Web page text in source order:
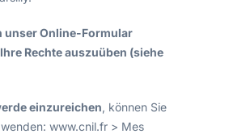
unser Online-Formular
Rechte auszuüben (siehe
einzureichen, können Sie
www.cnil.fr > Mes